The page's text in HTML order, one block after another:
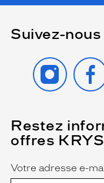
Suivez-nous
INSTAGRAM
Restez
offres KRYS
Name
Votre adresse e-
(Ce
champ
est
obligatoire)